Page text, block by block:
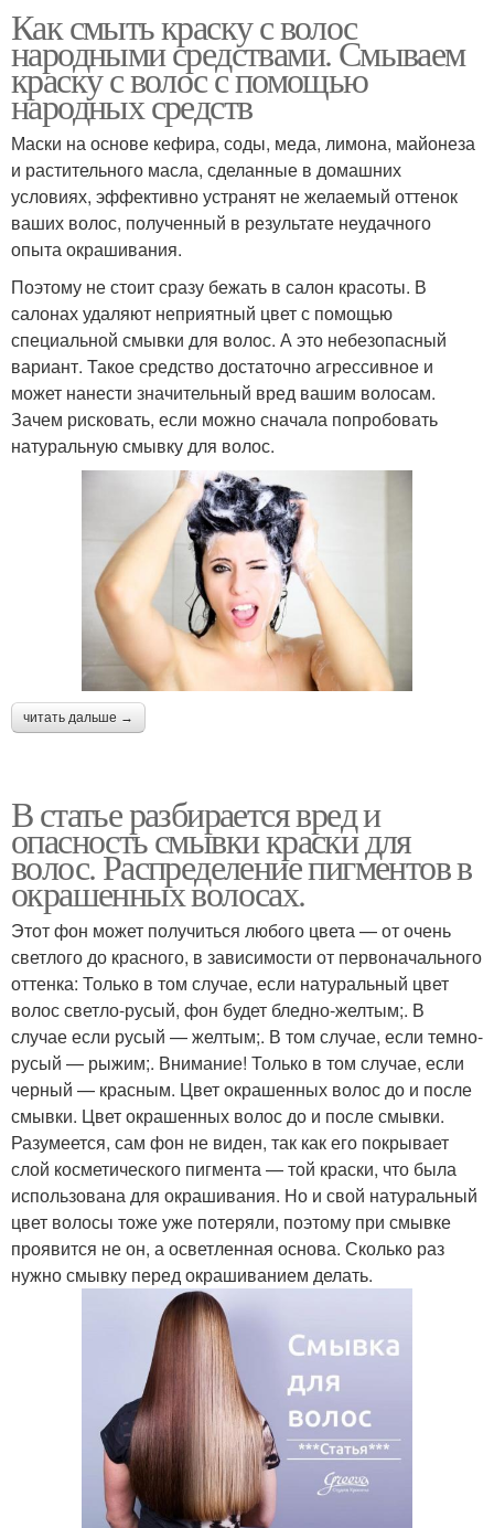
Как смыть краску с волос
народными средствами. Смываем
краску с волос с помощью
народных средств
Маски на основе кефира, соды, меда, лимона, майонеза
и растительного масла, сделанные в домашних
условиях, эффективно устранят не желаемый оттенок
ваших волос, полученный в результате неудачного
опыта окрашивания.
Поэтому не стоит сразу бежать в салон красоты. В
салонах удаляют неприятный цвет с помощью
специальной смывки для волос. А это небезопасный
вариант. Такое средство достаточно агрессивное и
может нанести значительный вред вашим волосам.
Зачем рисковать, если можно сначала попробовать
натуральную смывку для волос.
читать дальше →
В статье разбирается вред и
опасность смывки краски для
волос. Распределение пигментов в
окрашенных волосах.
Этот фон может получиться любого цвета — от очень
светлого до красного, в зависимости от первоначального
оттенка: Только в том случае, если натуральный цвет
волос светло-русый, фон будет бледно-желтым;. В
случае если русый — желтым;. В том случае, если темно-
русый — рыжим;. Внимание! Только в том случае, если
черный — красным. Цвет окрашенных волос до и после
смывки. Цвет окрашенных волос до и после смывки.
Разумеется, сам фон не виден, так как его покрывает
слой косметического пигмента — той краски, что была
использована для окрашивания. Но и свой натуральный
цвет волосы тоже уже потеряли, поэтому при смывке
проявится не он, а осветленная основа. Сколько раз
нужно смывку перед окрашиванием делать.